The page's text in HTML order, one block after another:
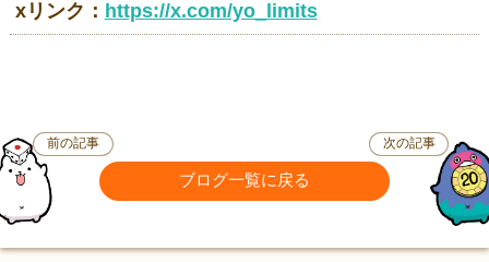
xリンク： https://x.com/yo_limits
前の記事
ブログ一覧に戻る
次の記事